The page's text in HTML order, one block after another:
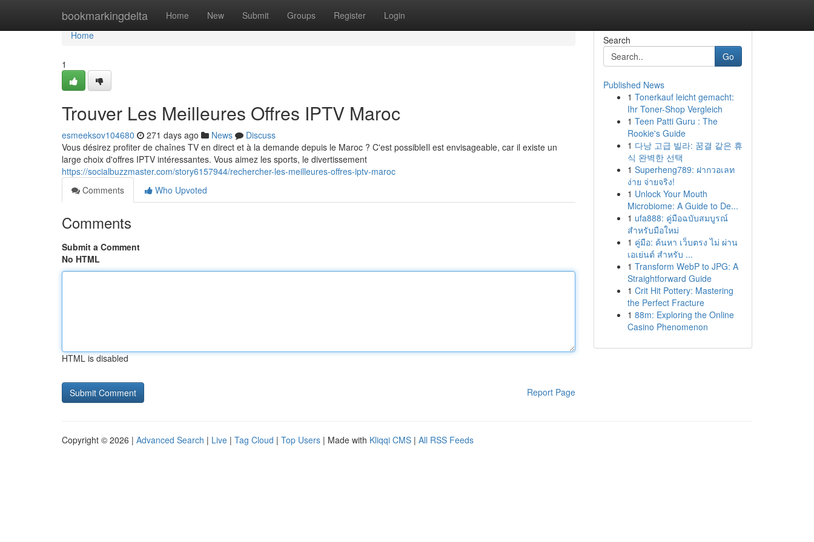
bookmarkingdelta Home New Submit Groups Register Login
Home
Home
1
Trouver Les Meilleures Offres IPTV Maroc
esmeeksov104680 271 days ago News
Discuss
Vous désirez profiter de chaînes TV en direct et à la demande depuis le Maroc ? C'est possibleIl est envisageable, car il existe un
large choix d'offres IPTV intéressantes. Vous aimez les sports, le divertissement
https://socialbuzzmaster.com/story6157944/rechercher-les-meilleures-offres-iptv-maroc
Comments
Who Upvoted
Comments
Submit a Comment
No HTML
HTML is disabled
Report Page
Search
Go
Published News
1 Tonerkauf leicht gemacht:
Ihr Toner-Shop Vergleich
1 Teen Patti Guru : The
Rookie's Guide
1 다낭 고급 빌라: 꿈결 같은 휴
식 완벽한 선택
1 Superheng789: ฝากวอเลท
ง่าย จ่ายจริง!
1 Unlock Your Mouth
Microbiome: A Guide to De...
1 ufa888: คู่มือฉบับสมบูรณ์
สำหรับมือใหม่
1 คู่มือ: ค้นหา เว็บตรง ไม่ ผ่าน
เอเย่นต์ สำหรับ ...
1 Transform WebP to JPG: A
Straightforward Guide
1 Crit Hit Pottery: Mastering
the Perfect Fracture
1 88m: Exploring the Online
Casino Phenomenon
Copyright © 2026 | Advanced Search | Live | Tag Cloud | Top Users | Made with Kliqqi CMS | All RSS Feeds